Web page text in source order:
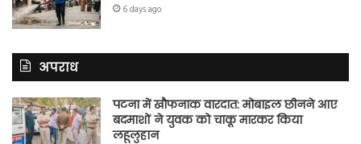
6 days ago
अपराध
पटना में खौफनाक वारदात: मोबाइल छीनने आए
बदमाशों ने युवक को चाकू मारकर किया
लहूलुहान